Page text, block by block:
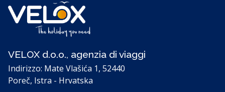
VELOX d.o.o., agenzia di viaggi
Indirizzo: Mate Vlašića 1, 52440
Poreč, Istra - Hrvatska